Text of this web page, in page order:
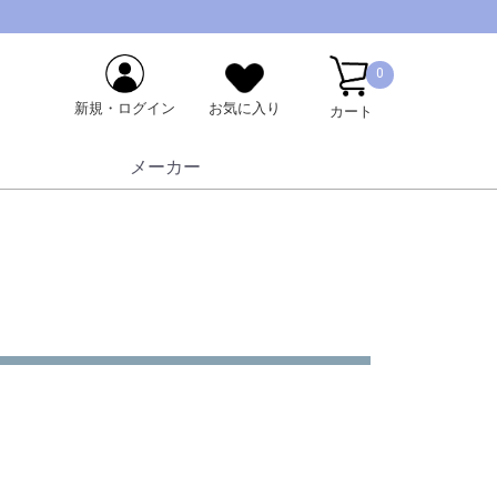
新規・ログイン お気に入り
0
カート
メーカー